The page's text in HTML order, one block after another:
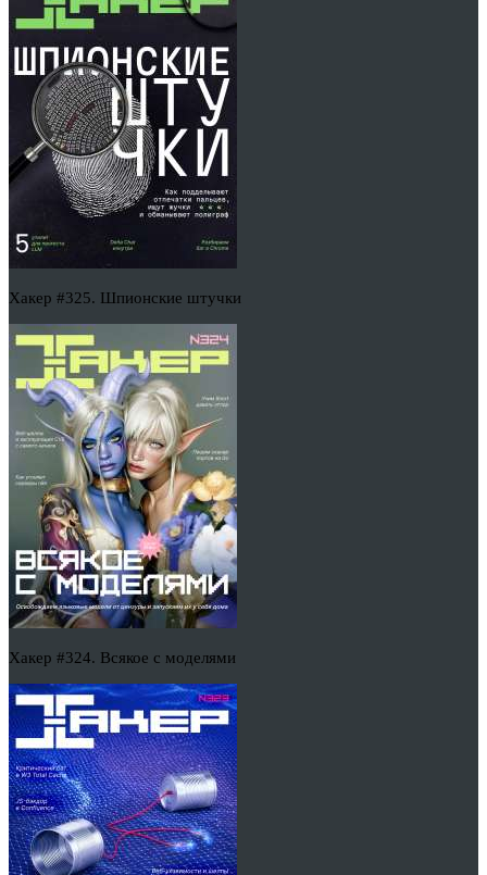
Хакер #325. Шпионские штучки
Хакер #324. Всякое с моделями